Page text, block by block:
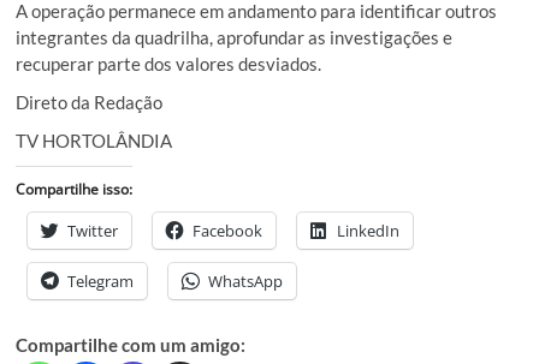
A operação permanece em andamento para identificar outros
integrantes da quadrilha, aprofundar as investigações e
recuperar parte dos valores desviados.
Direto da Redação
TV HORTOLÂNDIA
Compartilhe isso:
Twitter Facebook LinkedIn
Telegram WhatsApp
Compartilhe com um amigo: